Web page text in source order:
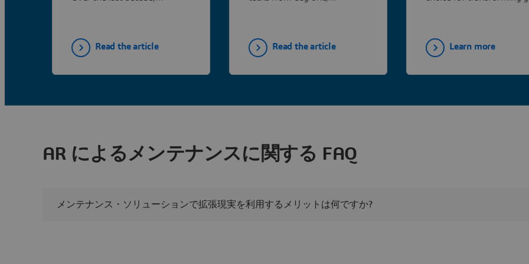
AR solutions with
measurable gains that go
Read the article
reducing the risks of errors or
safety issues.
Read the article Learn more
AR によるメンテナンスに関する FAQ
メンテナンス・ソリューションで拡張現実を利用するメリットは何ですか?